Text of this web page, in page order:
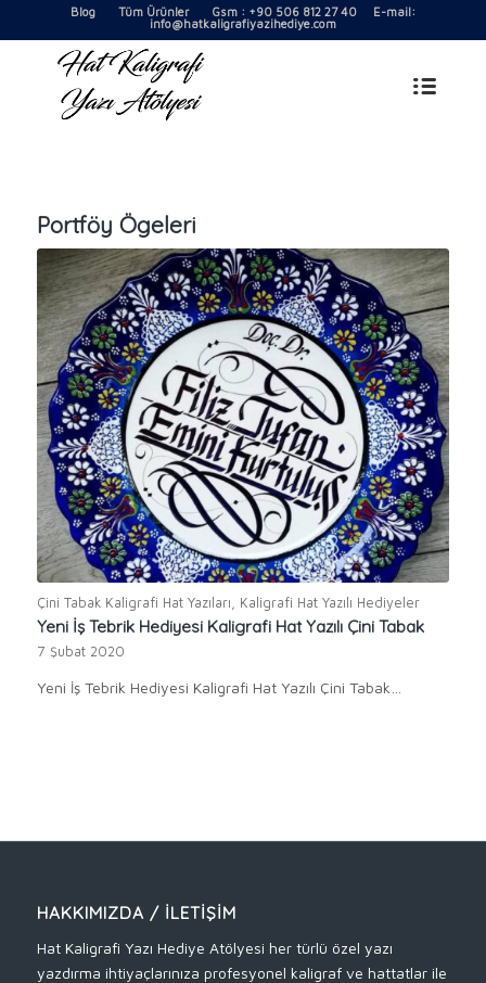
Blog Tüm ÜrünlerGsm : +90 506 812 27 40 E-mail:
info@hatkaligrafiyazihediye.com
Portföy Ögeleri
Çini Tabak Kaligrafi Hat Yazıları Kaligrafi Hat Yazılı Hediyeler
Yeni İş Tebrik Hediyesi Kaligrafi Hat Yazılı Çini Tabak
7 Şubat 2020
Yeni İş Tebrik Hediyesi Kaligrafi Hat Yazılı Çini Tabak…
HAKKIMIZDA / İLETIŞIM
Hat Kaligrafi Yazı Hediye Atölyesi her türlü özel yazı
yazdırma ihtiyaçlarınıza profesyonel kaligraf ve hattatlar ile